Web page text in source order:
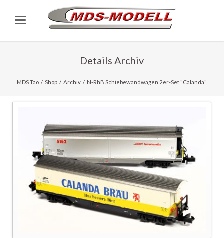
Details Archiv
MDS Tao Shop Archiv N-RhB Schiebewandwagen 2er-Set "Calanda"